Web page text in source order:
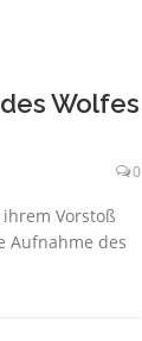
Wolfes
0
ihrem Vorstoß
Aufnahme des